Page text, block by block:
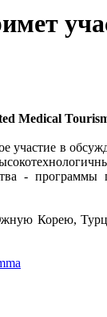
Medical
в
-
Корею,